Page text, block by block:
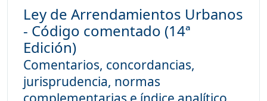
Ley de Arrendamientos Urbanos
- Código comentado (14ª
Edición)
Comentarios, concordancias,
jurisprudencia, normas